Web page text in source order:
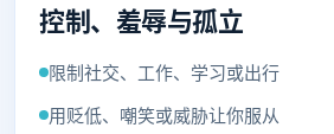
控制、羞辱与孤立
限制社交、工作、学习或出行
用贬低、嘲笑或威胁让你服从